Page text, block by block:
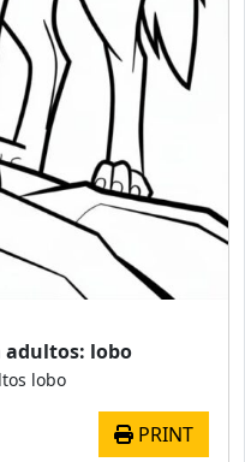
adultos: lobo
lobo
PRINT